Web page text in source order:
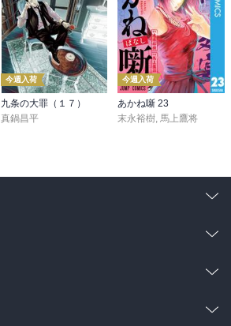
今週入荷
九条の大罪（１７）
真鍋昌平
今週入荷
あかね噺 23
末永裕樹 馬上鷹将